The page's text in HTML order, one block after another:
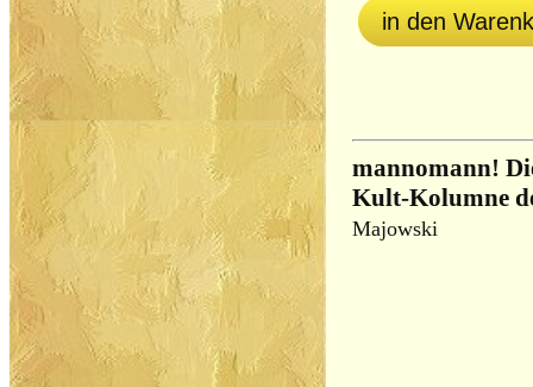
in den
mannomann! Die besten Beiträge aus der
Kult-Kolumne
Majowski